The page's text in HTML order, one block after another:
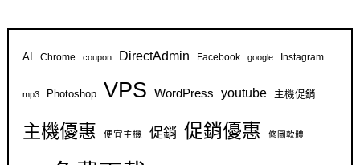
AI Chrome coupon DirectAdmin Facebook google Instagram
mp3 Photoshop VPS WordPress youtube 主機促銷
主機優惠 便宜主機 促銷 促銷優惠 修圖軟體